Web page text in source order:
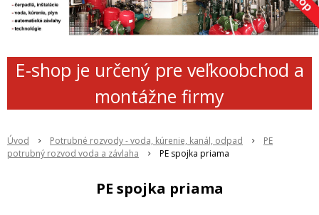
E-shop je určený pre veľkoobchod a
montážne firmy
Úvod Potrubné rozvody - voda, kúrenie, kanál, odpad
PE
potrubný rozvod voda a závlaha
PE spojka priama
PE spojka priama